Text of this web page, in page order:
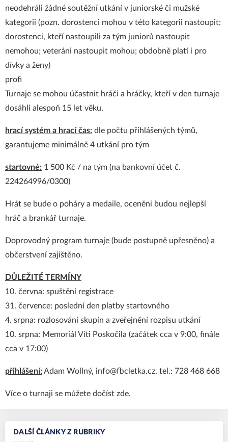
DALŠÍ ČLÁNKY Z RUBRIKY
neodehráli žádné soutěžní utkání v juniorské či mužské
kategorii (pozn. dorostenci mohou v této kategorii nastoupit;
dorostenci, kteří nastoupili za tým juniorů nastoupit
nemohou; veteráni nastoupit mohou; obdobně platí i pro
dívky a ženy)
profi
Turnaje se mohou účastnit hráči a hráčky, kteří v den turnaje
dosáhli alespoň 15 let věku.
hrací systém a hrací čas: dle počtu přihlášených týmů,
garantujeme minimálně 4 utkání pro tým
startovné: 1 500 Kč / na tým (na bankovní účet č.
224264996/0300)
Hrát se bude o poháry a medaile, oceněni budou nejlepší
hráč a brankář turnaje.
Doprovodný program turnaje (bude postupně upřesněno) a
občerstvení zajištěno.
DŮLEŽITÉ TERMÍNY
10. června: spuštění registrace
31. července: poslední den platby startovného
4. srpna: rozlosování skupin a zveřejnění rozpisu utkání
10. srpna: Memoriál Víti Poskočila (začátek cca v 9:00, finále
cca v 17:00)
přihlášení:Adam Wollný, info@fbcletka.cz, tel.: 728 468 668
Více o turnaji se můžete dočíst zde.